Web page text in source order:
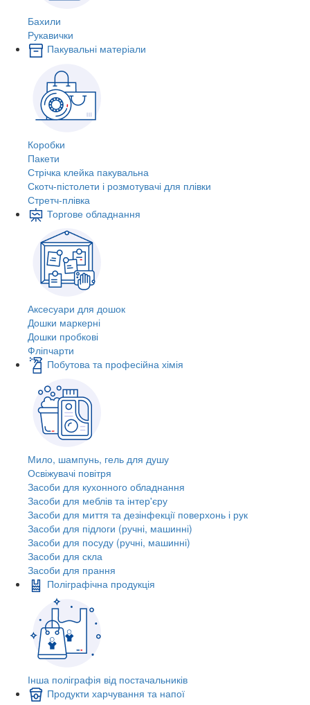
Бахили
Рукавички
Пакувальні матеріали
Коробки
Пакети
Стрічка клейка пакувальна
Скотч-пістолети і розмотувачі для плівки
Стретч-плівка
Торгове обладнання
Аксесуари для дошок
Дошки маркерні
Дошки пробкові
Фліпчарти
Побутова та професійна хімія
Мило, шампунь, гель для душу
Освіжувачі повітря
Засоби для кухонного обладнання
Засоби для меблів та інтер'єру
Засоби для миття та дезінфекції поверхонь і рук
Засоби для підлоги (ручні, машинні)
Засоби для посуду (ручні, машинні)
Засоби для скла
Засоби для прання
Поліграфічна продукція
Інша поліграфія від постачальників
Продукти харчування та напої